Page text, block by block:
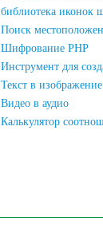
Шифрование PHP
Текст в изображение
Видео в аудио